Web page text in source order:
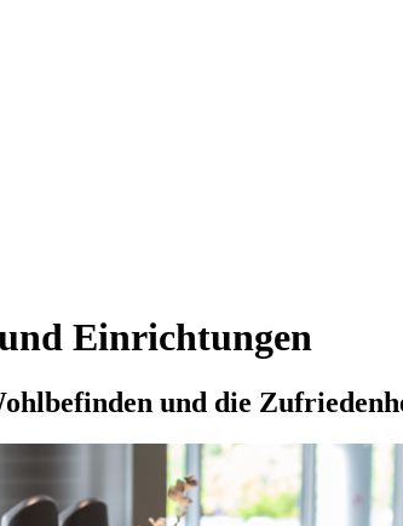
Einrichtungen
und die